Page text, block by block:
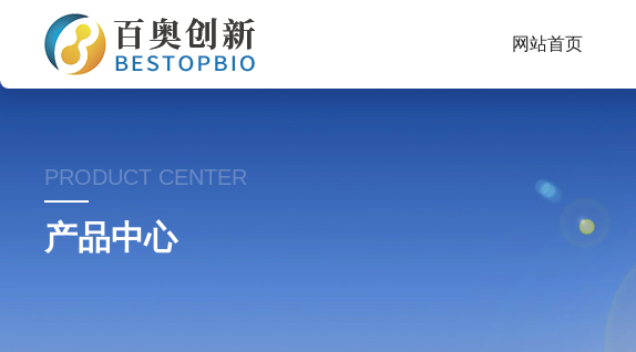
网站首页
PRODUCT CENTER
产品中心